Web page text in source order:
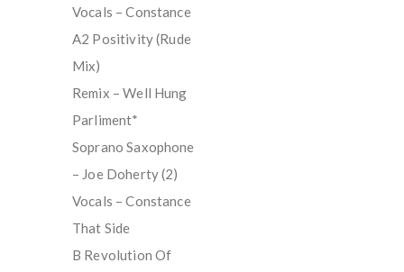
Vocals – Constance
A2 Positivity (Rude
Mix)
Remix – Well Hung
Parliment*
Soprano Saxophone
– Joe Doherty (2)
Vocals – Constance
That Side
B Revolution Of